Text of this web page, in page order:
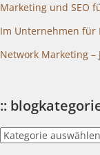
Marketing und SEO
Im Unternehmen für
Network Marketing –
::
::
blogkategorien